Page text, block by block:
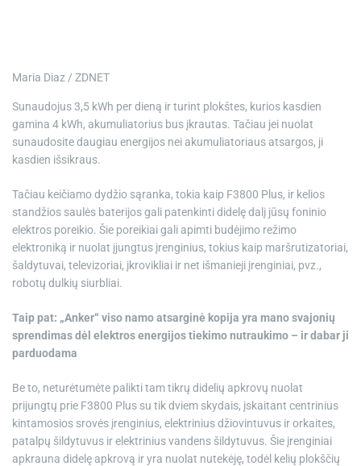
Maria Diaz / ZDNET
Sunaudojus 3,5 kWh per dieną ir turint plokštes, kurios kasdien
gamina 4 kWh, akumuliatorius bus įkrautas. Tačiau jei nuolat
sunaudosite daugiau energijos nei akumuliatoriaus atsargos, ji
kasdien išsikraus.
Tačiau keičiamo dydžio sąranka, tokia kaip F3800 Plus, ir kelios
standžios saulės baterijos gali patenkinti didelę dalį jūsų foninio
elektros poreikio. Šie poreikiai gali apimti budėjimo režimo
elektroniką ir nuolat įjungtus įrenginius, tokius kaip maršrutizatoriai,
šaldytuvai, televizoriai, įkrovikliai ir net išmanieji įrenginiai, pvz.,
robotų dulkių siurbliai.
Taip pat: „Anker“ viso namo atsarginė kopija yra mano svajonių
sprendimas dėl elektros energijos tiekimo nutraukimo – ir dabar ji
parduodama
Be to, neturėtumėte palikti tam tikrų didelių apkrovų nuolat
prijungtų prie F3800 Plus su tik dviem skydais, įskaitant centrinius
kintamosios srovės įrenginius, elektrinius džiovintuvus ir orkaites,
patalpų šildytuvus ir elektrinius vandens šildytuvus. Šie įrenginiai
apkrauna didelę apkrovą ir yra nuolat nutekėję, todėl kelių plokščių